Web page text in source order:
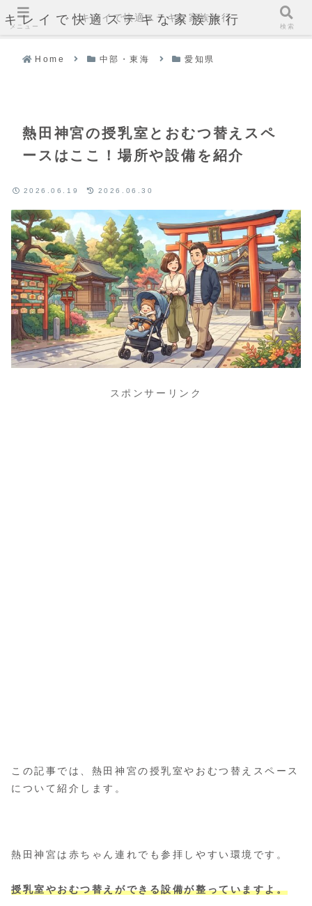
キレイで快適ステキな家族旅行
Home 中部・東海 愛知県
熱田神宮の授乳室とおむつ替えスペ
ースはここ！場所や設備を紹介
2026.06.19 2026.06.30
スポンサーリンク
この記事では、熱田神宮の授乳室やおむつ替えスペース
について紹介します。
熱田神宮は赤ちゃん連れでも参拝しやすい環境です。
授乳室やおむつ替えができる設備が整っていますよ。
メニュー
キレイで快適ステキな家族旅行
検索